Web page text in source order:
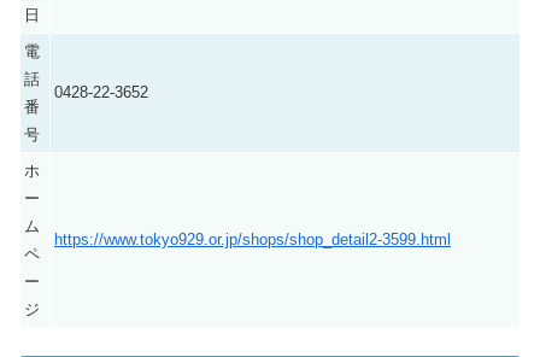
日
電
話
番
号
0428-22-3652
ホ
ー
ム
ペ
ー
ジ
https://www.tokyo929.or.jp/shops/shop_detail2-3599.html